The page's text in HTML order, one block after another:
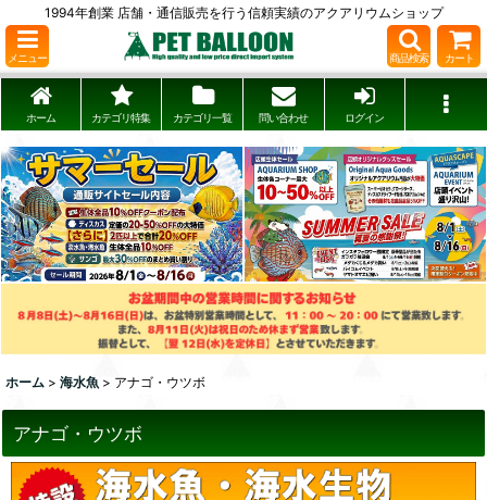
1994年創業 店舗・通信販売を行う信頼実績のアクアリウムショップ
メニュー 商品検索 カート
ホーム カテゴリ特集 カテゴリ一覧 問い合わせ ログイン
ホーム > 海水魚 > アナゴ・ウツボ
アナゴ・ウツボ